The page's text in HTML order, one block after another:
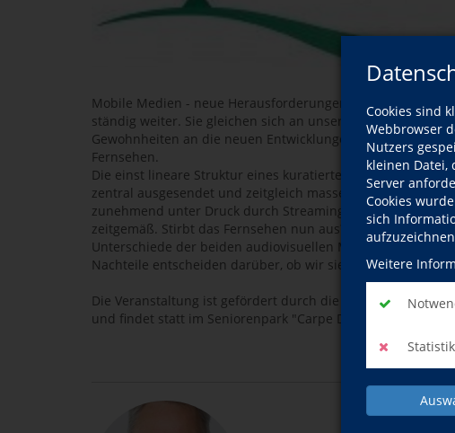
Cookies sind
Webbrowser
Nutzers
kleinen Datei,
Server
Cookies
sich
Weitere
Statistik
Mobile Medien - neue Herausforderungen! Soziale Medien
ständig weiter. Sie gleichen sich an unsere Gewohnheiten
Gewohnheiten an die neuen Entwicklungen. Nehmen wir
Fernsehen.
Die einst lineare Struktur eines kuratierten Programms
zentral ausgesendet und zeitgleich massenhaft konsumiert
zunehmend unter Druck durch Streaming-Angebote und
zeitgemäß. Stirbt das Fernsehen nun aus? Was sind
Unterschiede der beiden audiovisuellen Massenmedien
Nachteile entscheiden darüber, ob wir sie fortan nutzen?
Die Veranstaltung ist gefördert durch die Sächsische
und findet statt im Seniorenpark "Carpe Diem", Dresdner